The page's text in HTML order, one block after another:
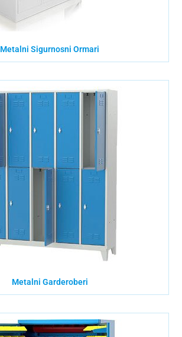
Metalni Sigurnosni Ormari
Metalni Garderoberi